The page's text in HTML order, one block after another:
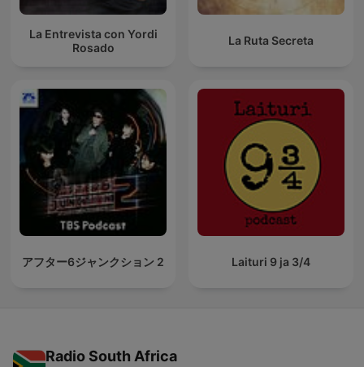
La Entrevista con Yordi
Rosado
La Ruta Secreta
アフター6ジャンクション 2 Laituri 9 ja 3/4
Radio South Africa